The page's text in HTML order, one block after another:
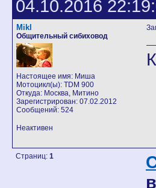
04.10.2016
Mikl
Общительный сибиховод
Настоящее имя: Миша
Мотоцикл(ы): TDM 900
Откуда: Москва, Митино
Зарегистрирован: 07.02.2012
Сообщений: 524
Неактивен
Страниц: 1